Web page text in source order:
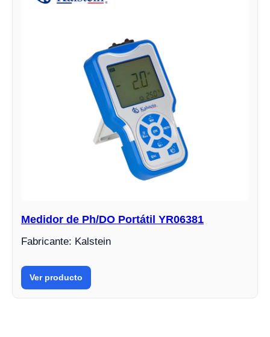
Medidor de Ph/DO Portátil YR06381
Fabricante: Kalstein
Ver producto